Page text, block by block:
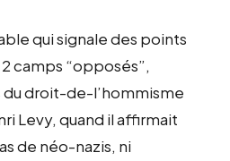
qui signale des points
camps “opposés”,
du droit-de-l’hommisme
Levy, quand il affirmait
de néo-nazis, ni